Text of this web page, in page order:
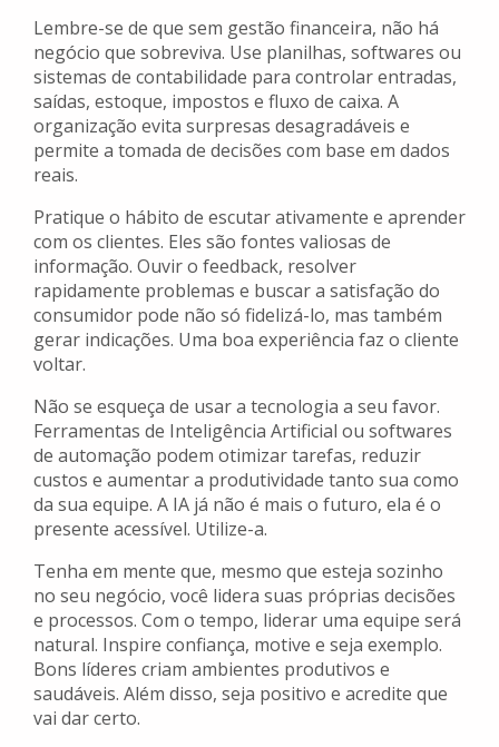
Lembre-se de que sem gestão financeira, não há
negócio que sobreviva. Use planilhas, softwares ou
sistemas de contabilidade para controlar entradas,
saídas, estoque, impostos e fluxo de caixa. A
organização evita surpresas desagradáveis e
permite a tomada de decisões com base em dados
reais.
Pratique o hábito de escutar ativamente e aprender
com os clientes. Eles são fontes valiosas de
informação. Ouvir o feedback, resolver
rapidamente problemas e buscar a satisfação do
consumidor pode não só fidelizá-lo, mas também
gerar indicações. Uma boa experiência faz o cliente
voltar.
Não se esqueça de usar a tecnologia a seu favor.
Ferramentas de Inteligência Artificial ou softwares
de automação podem otimizar tarefas, reduzir
custos e aumentar a produtividade tanto sua como
da sua equipe. A IA já não é mais o futuro, ela é o
presente acessível. Utilize-a.
Tenha em mente que, mesmo que esteja sozinho
no seu negócio, você lidera suas próprias decisões
e processos. Com o tempo, liderar uma equipe será
natural. Inspire confiança, motive e seja exemplo.
Bons líderes criam ambientes produtivos e
saudáveis. Além disso, seja positivo e acredite que
vai dar certo.